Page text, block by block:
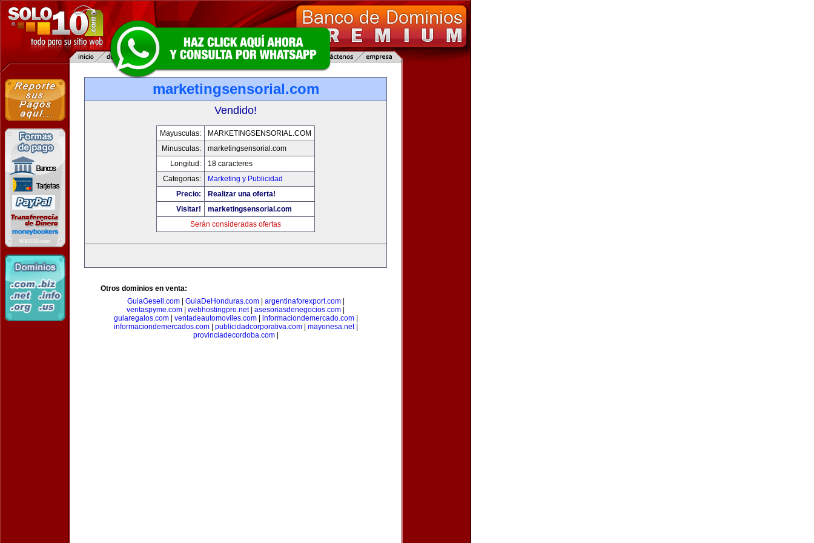
marketingsensorial.com
Vendido!
Mayusculas:
MARKETINGSENSORIAL.COM
Minusculas:
marketingsensorial.com
Longitud:
18 caracteres
Categorias:
Marketing y Publicidad
Precio:
Realizar una oferta!
Visitar!
marketingsensorial.com
Serán consideradas ofertas
Otros dominios en venta:
GuiaGesell.com| GuiaDeHonduras.com| argentinaforexport.com|
ventaspyme.com
webhostingpro.net| asesoriasdenegocios.com
guiaregalos.com| ventadeautomoviles.com| informaciondemercado.com|
informaciondemercados.com| publicidadcorporativa.com| mayonesa.net|
provinciadecordoba.com|